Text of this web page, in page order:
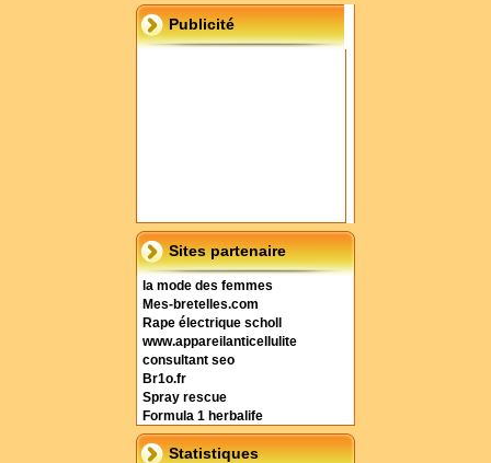
Publicité
Sites partenaire
la mode des femmes
Mes-bretelles.com
Rape électrique scholl
www.appareilanticellulite
consultant seo
Br1o.fr
Spray rescue
Formula 1 herbalife
Statistiques